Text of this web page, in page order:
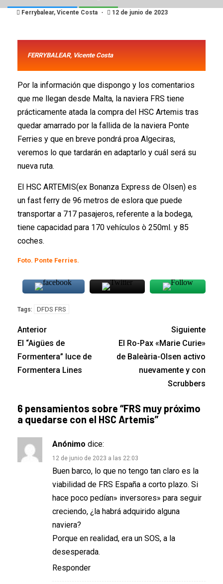
Ferrybalear, Vicente Costa 12 de junio de 2023
FERRYBALEAR, Vicente Costa
Por la información que dispongo y los comentarios
que me llegan desde Malta, la naviera FRS tiene
prácticamente atada la compra del HSC Artemis tras
quedar amarrado por la fallida de la naviera Ponte
Ferries y que en breve pondrá proa Algeciras,
veremos lo que tardarán en adaptarlo y cuál será su
nueva ruta.
El HSC ARTEMIS(ex Bonanza Express de Olsen) es
un fast ferry de 96 metros de eslora que puede
transportar a 717 pasajeros, referente a la bodega,
tiene capacidad para 170 vehículos ò 250ml. y 85
coches.
Foto. Ponte Ferries.
Tags: DFDS FRS
Anterior
El “Aigües de
Formentera” luce de
Formentera Lines
Siguiente
El Ro-Pax «Marie Curie»
de Baleària-Olsen activo
nuevamente y con
Scrubbers
6 pensamientos sobre “FRS muy próximo
a quedarse con el HSC Artemis”
Anónimo dice:
12 de junio de 2023 a las 22:03
Buen barco, lo que no tengo tan claro es la
viabilidad de FRS España a corto plazo. Si
hace poco pedían» inversores» para seguir
creciendo, ¿la habrá adquirido alguna
naviera?
Porque en realidad, era un SOS, a la
desesperada.
Responder